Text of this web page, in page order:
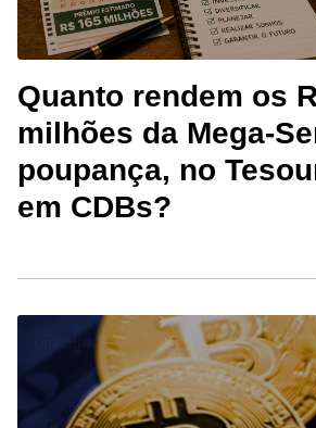
Quanto rendem os
milhões da Mega-
poupança, no
em CDBs?